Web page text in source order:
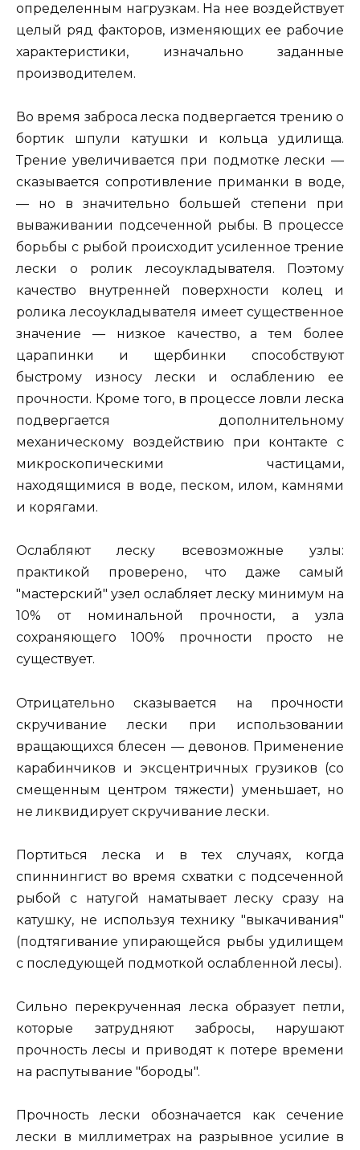
определенным нагрузкам. На нее воздействует
целый ряд факторов, изменяющих ее рабочие
характеристики, изначально заданные
производителем.
Во время заброса леска подвергается трению о
бортик шпули катушки и кольца удилища.
Трение увеличивается при подмотке лески —
сказывается сопротивление приманки в воде,
— но в значительно большей степени при
вываживании подсеченной рыбы. В процессе
борьбы с рыбой происходит усиленное трение
лески о ролик лесоукладывателя. Поэтому
качество внутренней поверхности колец и
ролика лесоукладывателя имеет существенное
значение — низкое качество, а тем более
царапинки и щербинки способствуют
быстрому износу лески и ослаблению ее
прочности. Кроме того, в процессе ловли леска
подвергается дополнительному
механическому воздействию при контакте с
микроскопическими частицами,
находящимися в воде, песком, илом, камнями
и корягами.
Ослабляют леску всевозможные узлы:
практикой проверено, что даже самый
"мастерский" узел ослабляет леску минимум на
10% от номинальной прочности, а узла
сохраняющего 100% прочности просто не
существует.
Отрицательно сказывается на прочности
скручивание лески при использовании
вращающихся блесен — девонов. Применение
карабинчиков и эксцентричных грузиков (со
смещенным центром тяжести) уменьшает, но
не ликвидирует скручивание лески.
Портиться леска и в тех случаях, когда
спиннингист во время схватки с подсеченной
рыбой с натугой наматывает леску сразу на
катушку, не используя технику "выкачивания"
(подтягивание упирающейся рыбы удилищем
с последующей подмоткой ослабленной лесы).
Сильно перекрученная леска образует петли,
которые затрудняют забросы, нарушают
прочность лесы и приводят к потере времени
на распутывание "бороды".
Прочность лески обозначается как сечение
лески в миллиметрах на разрывное усилие в